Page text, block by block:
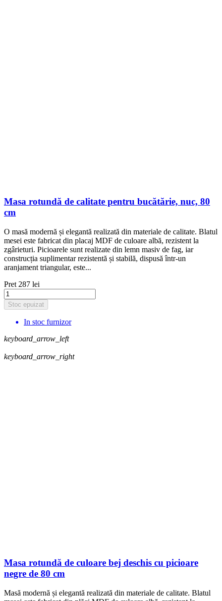
Masa rotundă de calitate pentru bucătărie, nuc, 80
cm
O masă modernă și elegantă realizată din materiale de calitate. Blatul
mesei este fabricat din placaj MDF de culoare albă, rezistent la
zgârieturi. Picioarele sunt realizate din lemn masiv de fag, iar
construcția suplimentar rezistentă și stabilă, dispusă într-un
aranjament triangular, este...
Pret 287 lei
Stoc epuizat
In stoc furnizor
keyboard_arrow_left
keyboard_arrow_right
Masa rotundă de culoare bej deschis cu picioare
negre de 80 cm
Masă modernă și elegantă realizată din materiale de calitate. Blatul